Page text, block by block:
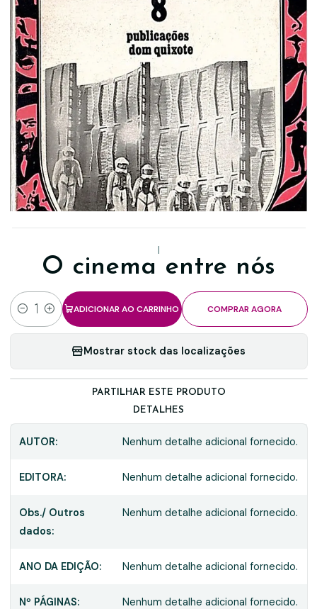
|
O cinema entre nós
Quantidade
ADICIONAR AO CARRINHO COMPRAR AGORA
Mostrar stock das localizações
PARTILHAR ESTE PRODUTO
DETALHES
AUTOR: Nenhum detalhe adicional fornecido.
EDITORA: Nenhum detalhe adicional fornecido.
Obs./ Outros
dados:
Nenhum detalhe adicional fornecido.
ANO DA EDIÇÃO: Nenhum detalhe adicional fornecido.
Nº PÁGINAS: Nenhum detalhe adicional fornecido.